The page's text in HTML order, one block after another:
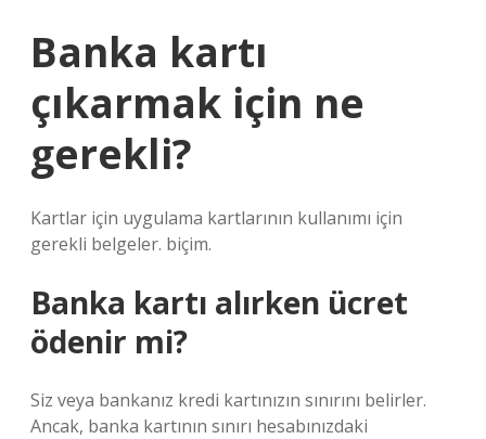
Banka kartı
çıkarmak için ne
gerekli?
Kartlar için uygulama kartlarının kullanımı için
gerekli belgeler. biçim.
Banka kartı alırken ücret
ödenir mi?
Siz veya bankanız kredi kartınızın sınırını belirler.
Ancak, banka kartının sınırı hesabınızdaki